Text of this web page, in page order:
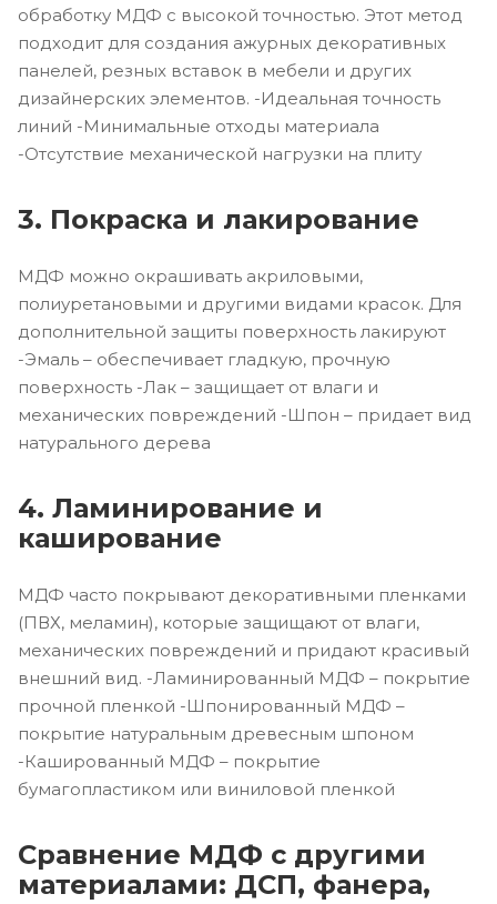
обработку МДФ с высокой точностью. Этот метод
подходит для создания ажурных декоративных
панелей, резных вставок в мебели и других
дизайнерских элементов. -Идеальная точность
линий -Минимальные отходы материала
-Отсутствие механической нагрузки на плиту
3. Покраска и лакирование
МДФ можно окрашивать акриловыми,
полиуретановыми и другими видами красок. Для
дополнительной защиты поверхность лакируют
-Эмаль – обеспечивает гладкую, прочную
поверхность -Лак – защищает от влаги и
механических повреждений -Шпон – придает вид
натурального дерева
4. Ламинирование и
каширование
МДФ часто покрывают декоративными пленками
(ПВХ, меламин), которые защищают от влаги,
механических повреждений и придают красивый
внешний вид. -Ламинированный МДФ – покрытие
прочной пленкой -Шпонированный МДФ –
покрытие натуральным древесным шпоном
-Кашированный МДФ – покрытие
бумагопластиком или виниловой пленкой
Сравнение МДФ с другими
материалами: ДСП, фанера,